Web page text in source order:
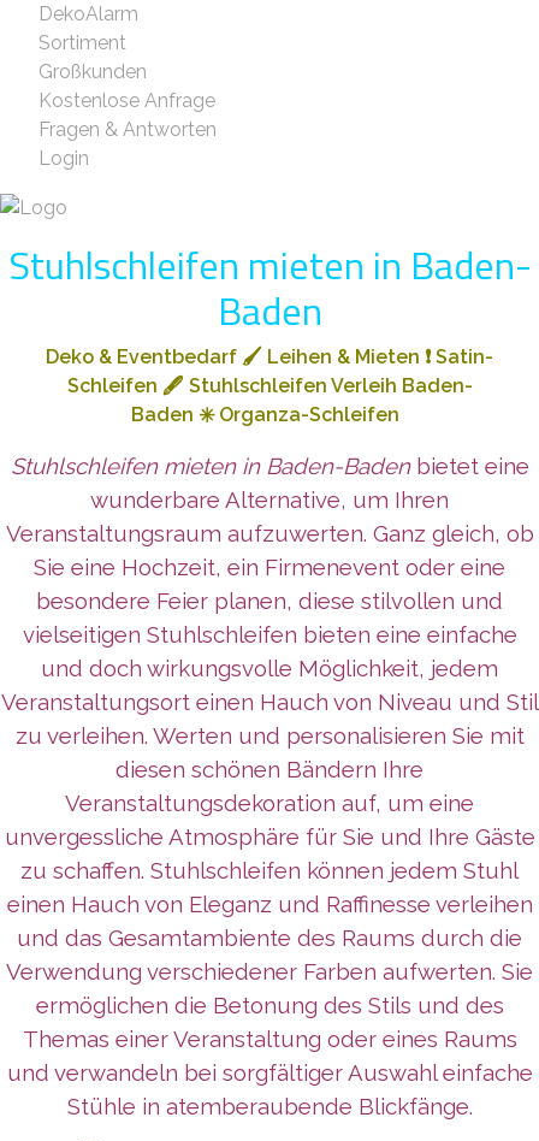
DekoAlarm
Sortiment
Großkunden
Kostenlose Anfrage
Fragen & Antworten
Login
Stuhlschleifen mieten in Baden-
Baden
Deko & Eventbedarf 🖌️ Leihen & Mieten ❗Satin-
Schleifen 🖋️ Stuhlschleifen Verleih Baden-
Baden ✳️ Organza-Schleifen
Stuhlschleifen mieten in Baden-Badenbietet eine
wunderbare Alternative, um Ihren
Veranstaltungsraum aufzuwerten. Ganz gleich, ob
Sie eine Hochzeit, ein Firmenevent oder eine
besondere Feier planen, diese stilvollen und
vielseitigen Stuhlschleifen bieten eine einfache
und doch wirkungsvolle Möglichkeit, jedem
Veranstaltungsort einen Hauch von Niveau und Stil
zu verleihen. Werten und personalisieren Sie mit
diesen schönen Bändern Ihre
Veranstaltungsdekoration auf, um eine
unvergessliche Atmosphäre für Sie und Ihre Gäste
zu schaffen. Stuhlschleifen können jedem Stuhl
einen Hauch von Eleganz und Raffinesse verleihen
und das Gesamtambiente des Raums durch die
Verwendung verschiedener Farben aufwerten. Sie
ermöglichen die Betonung des Stils und des
Themas einer Veranstaltung oder eines Raums
und verwandeln bei sorgfältiger Auswahl einfache
Stühle in atemberaubende Blickfänge.